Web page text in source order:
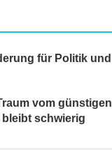
für Politik und
vom günstigen
bleibt schwierig